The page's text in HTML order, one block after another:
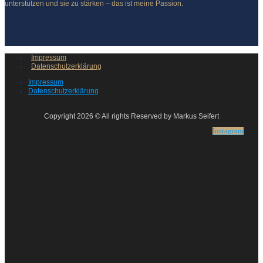
unterstützen und sie zu stärken – das ist meine Passion.
Impressum
Datenschutzerklärung
Impressum
Datenschutzerklärung
Copyright 2026 © All rights Reserved by Markus Seifert
Instagram